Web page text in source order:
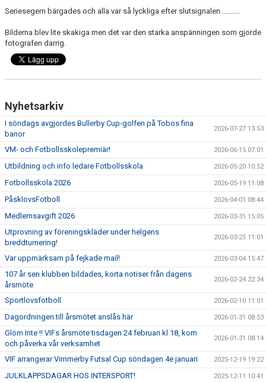
Seriesegern bärgades och alla var så lyckliga efter slutsignalen ..........
Bilderna blev lite skakiga men det var den starka anspänningen som gjorde
fotografen darrig.
Nyhetsarkiv
I söndags avgjordes Bullerby Cup-golfen på Tobos fina
banor
2026-07-27 13:53
VM- och Fotbollsskolepremiär! 2026-06-15 07:01
Utbildning och info ledare Fotbollsskola 2026-05-20 10:52
Fotbollsskola 2026 2026-05-19 11:08
PåsklovsFotboll 2026-04-01 08:44
Medlemsavgift 2026 2026-03-31 15:05
Utprovning av föreningskläder under helgens
breddturnering!
2026-03-25 11:01
Var uppmärksam på fejkade mail! 2026-03-04 15:47
107 år sen klubben bildades, korta notiser från dagens
årsmöte
2026-02-24 22:34
Sportlovsfotboll 2026-02-10 11:01
Dagordningen till årsmötet anslås här 2026-01-31 08:53
Glöm Inte !! VIFs årsmöte tisdagen 24 februari kl 18, kom
och påverka vår verksamhet
2026-01-31 08:14
VIF arrangerar Vimmerby Futsal Cup söndagen 4e januari 2025-12-19 19:22
JULKLAPPSDAGAR HOS INTERSPORT! 2025-12-11 10:41